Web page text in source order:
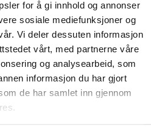
for å gi innhold og annonser
sosiale mediefunksjoner og
Vi deler dessuten informasjon
vårt, med partnerne våre
og analysearbeid, som
informasjon du har gjort
de har samlet inn gjennom